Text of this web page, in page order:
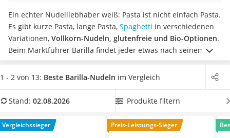
Honig
Gemüsebrühe
Eiskaffee-Pulver
Irischer Whiskey
Grapefruitkernextrakt
Matcha-Set
MCT-Öl
Erythrit
Müsli ohne Zuckerzusatz
Ein echter Nudelliebhaber weiß: Pasta ist nicht einfach Pasta.
Es gibt kurze Pasta, lange Pasta, Spaghetti in verschiedenen
Variationen, Vollkorn-Nudeln, glutenfreie und Bio-Optionen.
Beim Marktführer Barilla findet jeder etwas nach seinem
Geschmack. Kinderleicht wandeln Sie mit den richtigen
Nudeln simple Pastagerichte in leckere Mahlzeiten, so
Vergleichstabelle Barilla-Nudeln mit kurzer Kochzeit, um
Überzeugt hat uns hier im August 2026 besonders das
ModellBarilla Spaghetti mit seinen Eigenschaften.
1 - 2 von 13: Beste Barilla-Nudeln im Vergleich
Stand: 02.08.2026 Produkte filtern
Vergleichssieger Preis-Leistungs-Sieger